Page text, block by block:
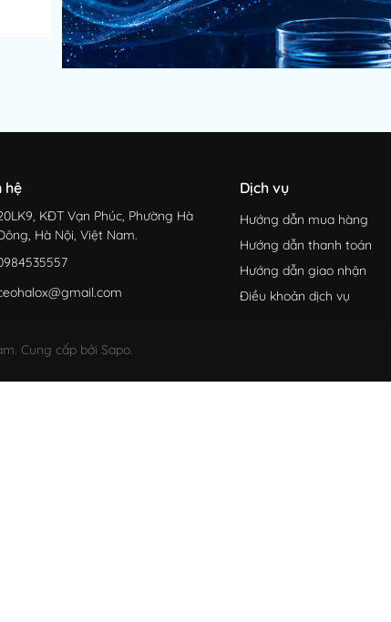
hệ
KĐT Vạn Phúc, Phường Hà
Hà Nội, Việt Nam.
Dịch vụ
Hướng dẫn mua hàng
Hướng dẫn thanh toán
Hướng dẫn giao nhận
Điều khoản dịch vụ
Cung cấp bởi Sapo.